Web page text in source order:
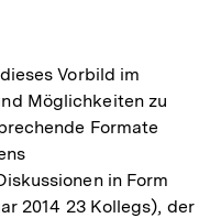
Vorbild im
Möglichkeiten zu
Formate
in Form
2014 23 Kollegs), der